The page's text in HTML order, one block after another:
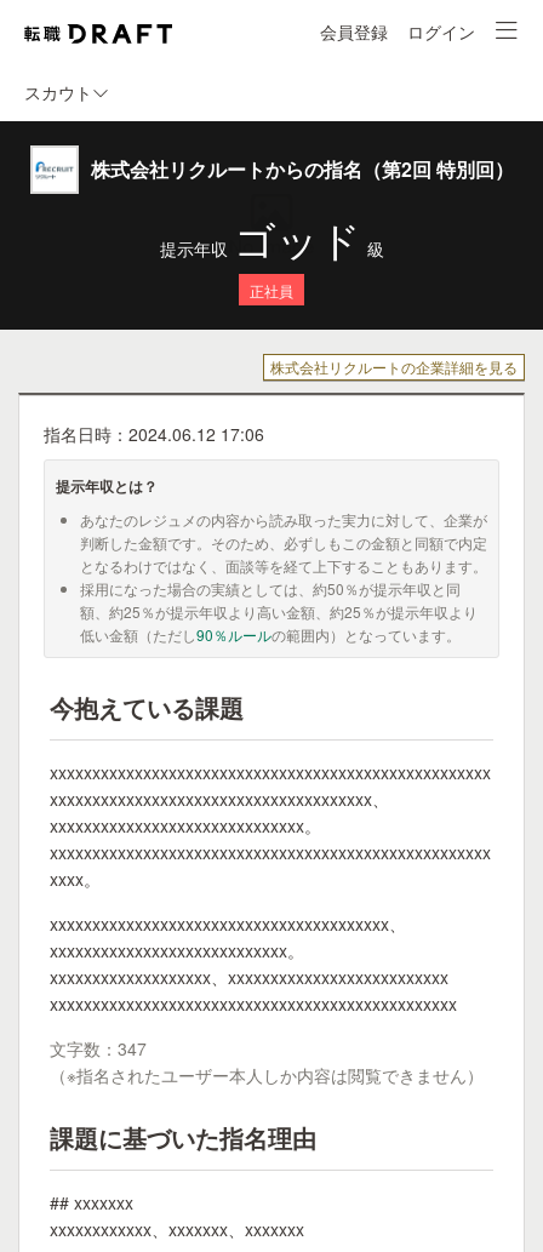
会員登録 ログイン
スカウト
株式会社リクルートからの指名（第2回 特別回）
提示年収 ゴッド 級
正社員
株式会社リクルートの企業詳細を見る
指名日時：2024.06.12 17:06
提示年収とは？
あなたのレジュメの内容から読み取った実力に対して、企業が
判断した金額です。そのため、必ずしもこの金額と同額で内定
となるわけではなく、面談等を経て上下することもあります。
採用になった場合の実績としては、約50％が提示年収と同
額、約25％が提示年収より高い金額、約25％が提示年収より
低い金額（ただし90％ルールの範囲内）となっています。
今抱えている課題
xxxxxxxxxxxxxxxxxxxxxxxxxxxxxxxxxxxxxxxxxxxxxxxxxxxx
xxxxxxxxxxxxxxxxxxxxxxxxxxxxxxxxxxxxxx、
xxxxxxxxxxxxxxxxxxxxxxxxxxxxxx。
xxxxxxxxxxxxxxxxxxxxxxxxxxxxxxxxxxxxxxxxxxxxxxxxxxxx
xxxx。
xxxxxxxxxxxxxxxxxxxxxxxxxxxxxxxxxxxxxxxx、
xxxxxxxxxxxxxxxxxxxxxxxxxxxx。
xxxxxxxxxxxxxxxxxxx、xxxxxxxxxxxxxxxxxxxxxxxxxx
xxxxxxxxxxxxxxxxxxxxxxxxxxxxxxxxxxxxxxxxxxxxxxxx
文字数：347
（※指名されたユーザー本人しか内容は閲覧できません）
課題に基づいた指名理由
## xxxxxxx
xxxxxxxxxxxx、xxxxxxx、xxxxxxx